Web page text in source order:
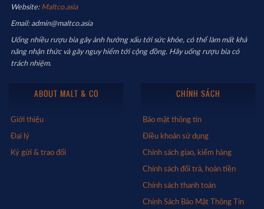
Website: Maltco.asia
Email: admin@maltco.asia
Uống nhiều rượu bia gây ảnh hưởng xấu tới sức khỏe, có thể làm mất khả
năng nhận thức và gây nguy hiểm tới cộng đồng. Hãy uống rượu bia có
trách nhiệm.
ABOUT MALT & CO
Giới thiệu
Đại lý
Ký gửi & trao đổi
CHÍNH SÁCH
Bảo mật thông tin
Điều khoản sử dụng
Chính sách giao, kiểm hàng
Chính sách đổi trả, hoàn tiền
Chính sách thanh toán
Chính Sách Bảo Mật Thông Tin